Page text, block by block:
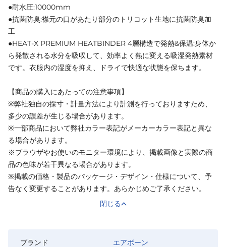
●耐水圧:10000mm
●抗菌防臭:襟元の口があたり部分のトリコット生地に抗菌防臭加
工
●HEAT-X PREMIUM HEATBINDER 4層構造で発熱&保温:身体か
ら発散される水分を吸収して、効率よく熱に変える吸湿発熱素材
です。衣服内の湿度を抑え、ドライで快適な状態を保ちます。
【商品の購入にあたっての注意事項】
※弊社独自の採寸・計量方法により計測を行っておりますため、
多少の誤差が生じる場合があります。
※一部商品において弊社カラー表記がメーカーカラー表記と異な
る場合があります。
※ブラウザやお使いのモニター環境により、掲載画像と実際の商
品の色味が若干異なる場合があります。
※掲載の価格・製品のパッケージ・デザイン・仕様について、予
告なく変更することがあります。あらかじめご了承ください。
閉じる
ブランド
エアボーン